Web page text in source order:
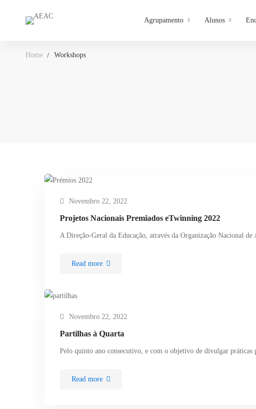
Agrupamento Alunos
Home Workshops
Novembro 22, 2022
Projetos Nacionais Premiados eTwinning 2022
A Direção-Geral da Educação, através da Organização Nacional
Read more
Novembro 22, 2022
Partilhas à Quarta
Pelo quinto ano consecutivo, e com o objetivo de divulgar práticas
Read more